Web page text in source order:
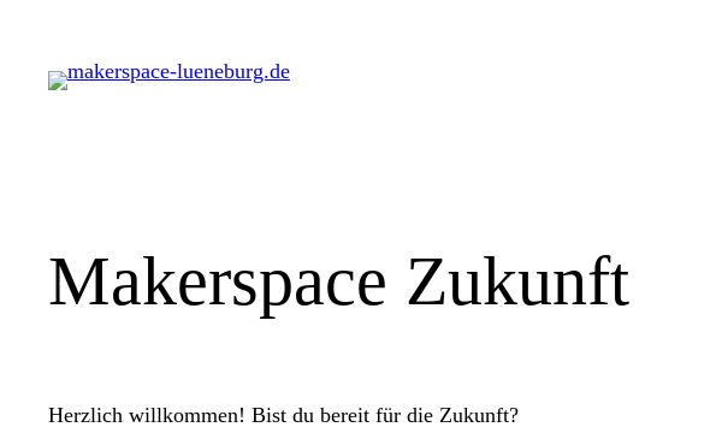
springen
Makerspace Zukunft
Herzlich willkommen! Bist du bereit für die Zukunft?